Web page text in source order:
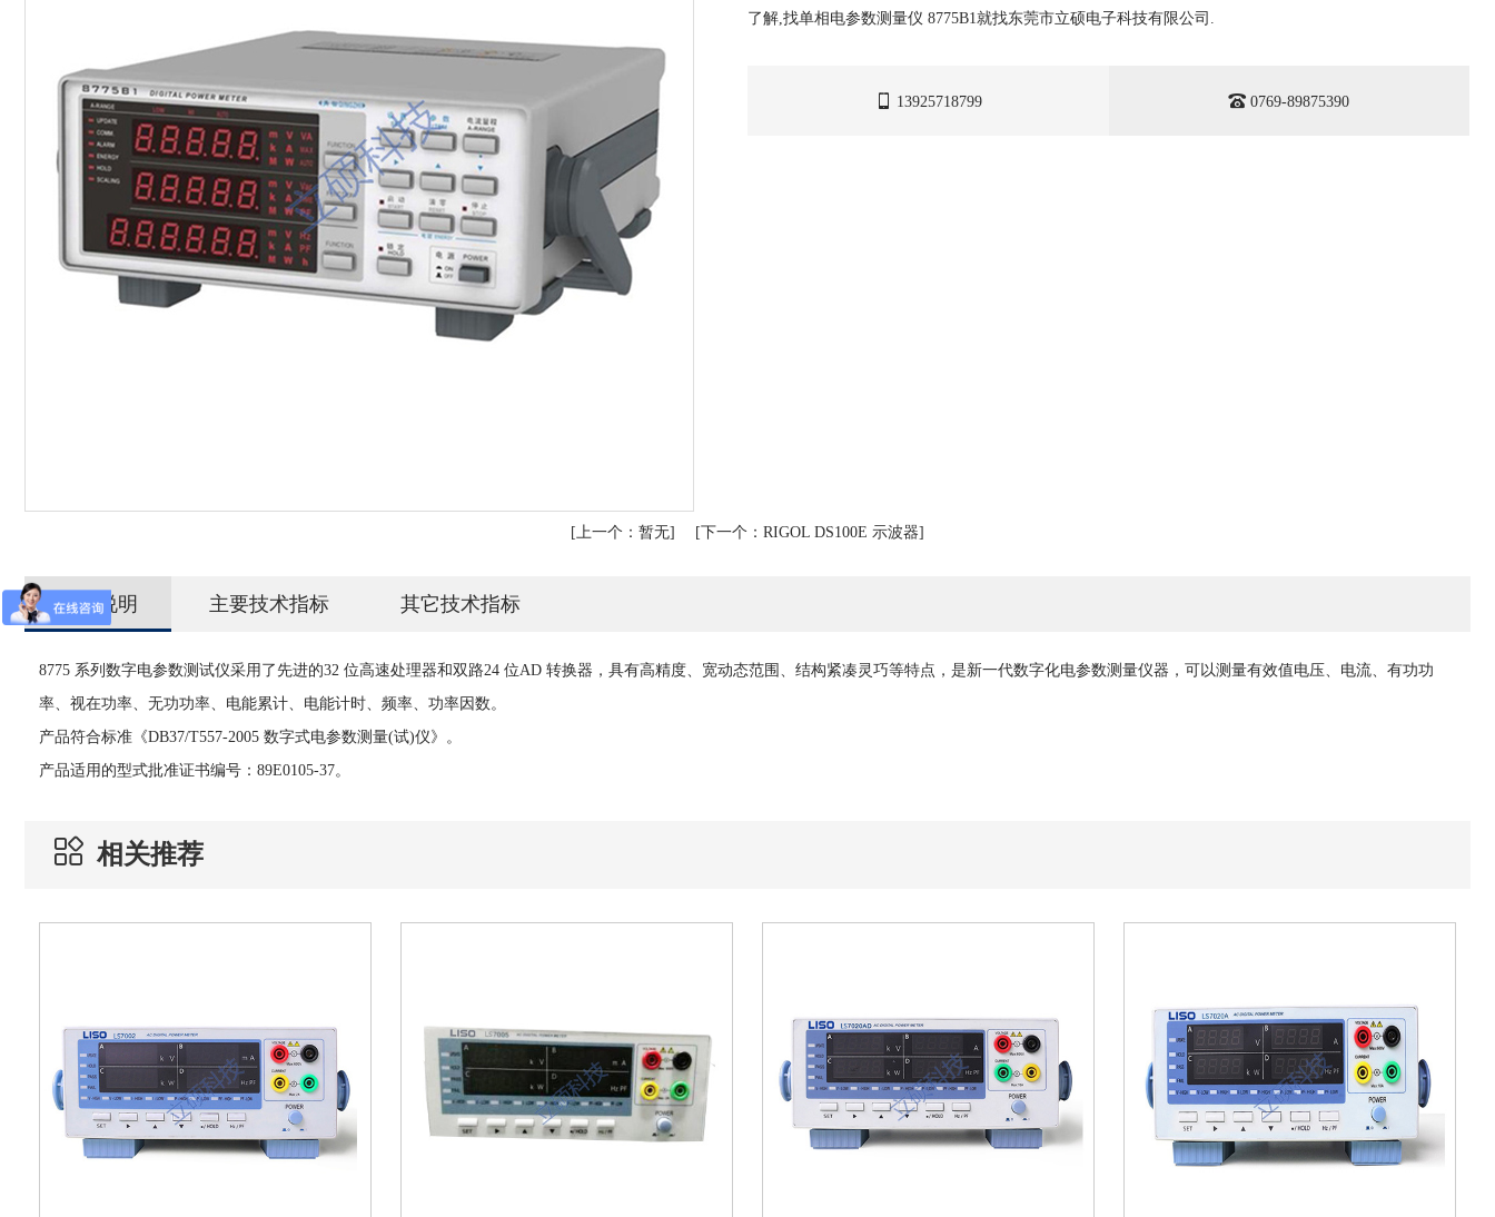
了解,找单相电参数测量仪 8775B1就找东莞市立硕电子科技有限公司.
13925718799 0769-89875390
[上一个： 暂无] [下一个： RIGOL DS100E 示波器]
详情说明 主要技术指标 其它技术指标
8775 系列数字电参数测试仪采用了先进的32 位高速处理器和双路24 位AD 转换器，具有高精度、宽动态范围、结构紧凑灵巧等特点，是新一代数字化电参数测量仪器，可以测量有效值电压、电流、有功功
率、视在功率、无功功率、电能累计、电能计时、频率、功率因数。
产品符合标准《DB37/T557-2005 数字式电参数测量(试)仪》。
产品适用的型式批准证书编号：89E0105-37。
相关推荐